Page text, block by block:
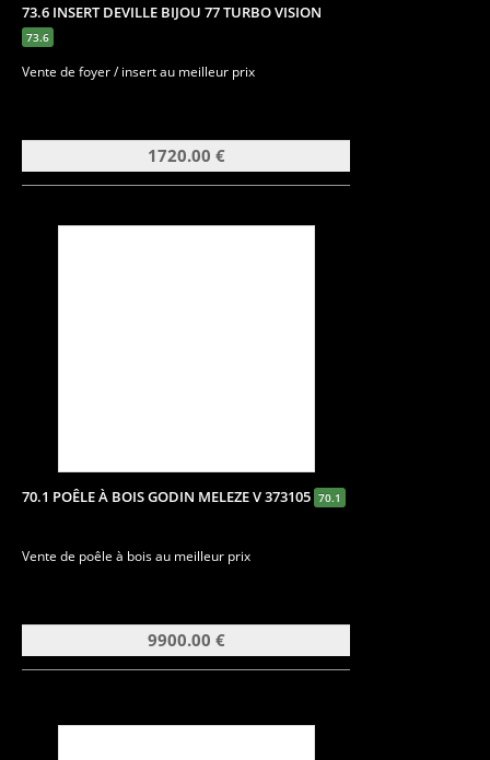
73.6 INSERT DEVILLE BIJOU 77 TURBO VISION
73.6
Vente de foyer / insert au meilleur prix
1720.00 €
70.1 POÊLE À BOIS GODIN MELEZE V 373105 70.1
Vente de poêle à bois au meilleur prix
9900.00 €